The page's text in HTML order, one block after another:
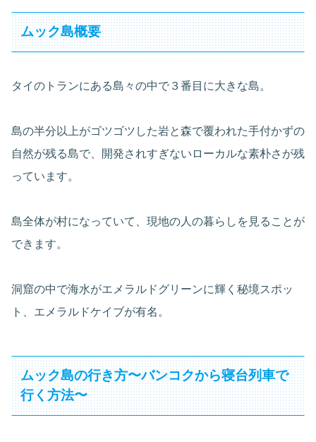
ムック島概要
タイのトランにある島々の中で３番目に大きな島。
島の半分以上がゴツゴツした岩と森で覆われた手付かずの
自然が残る島で、開発されすぎないローカルな素朴さが残
っています。
島全体が村になっていて、現地の人の暮らしを見ることが
できます。
洞窟の中で海水がエメラルドグリーンに輝く秘境スポッ
ト、エメラルドケイブが有名。
ムック島の行き方〜バンコクから寝台列車で
行く方法〜